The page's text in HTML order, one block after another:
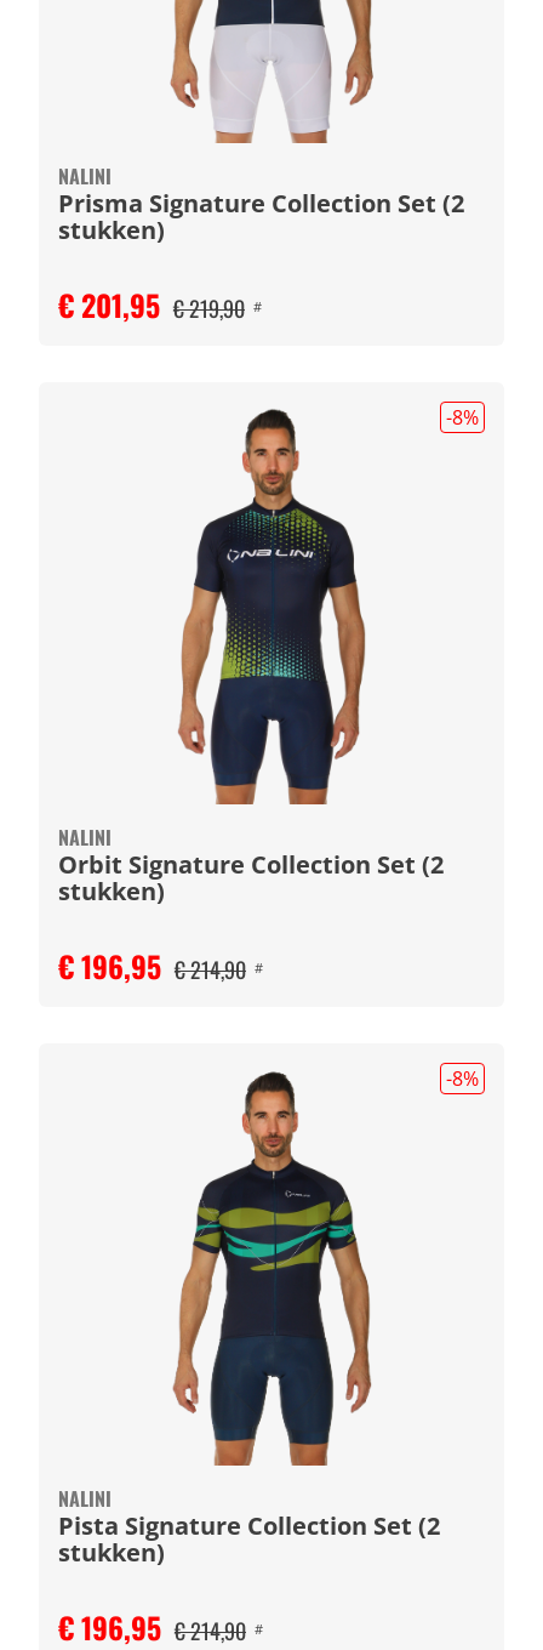
NALINI
Prisma Signature Collection Set (2
stukken)
€ 201,95 € 219,90 #
-8%
NALINI
Orbit Signature Collection Set (2
stukken)
€ 196,95 € 214,90 #
-8%
NALINI
Pista Signature Collection Set (2
stukken)
€ 196,95 € 214,90 #